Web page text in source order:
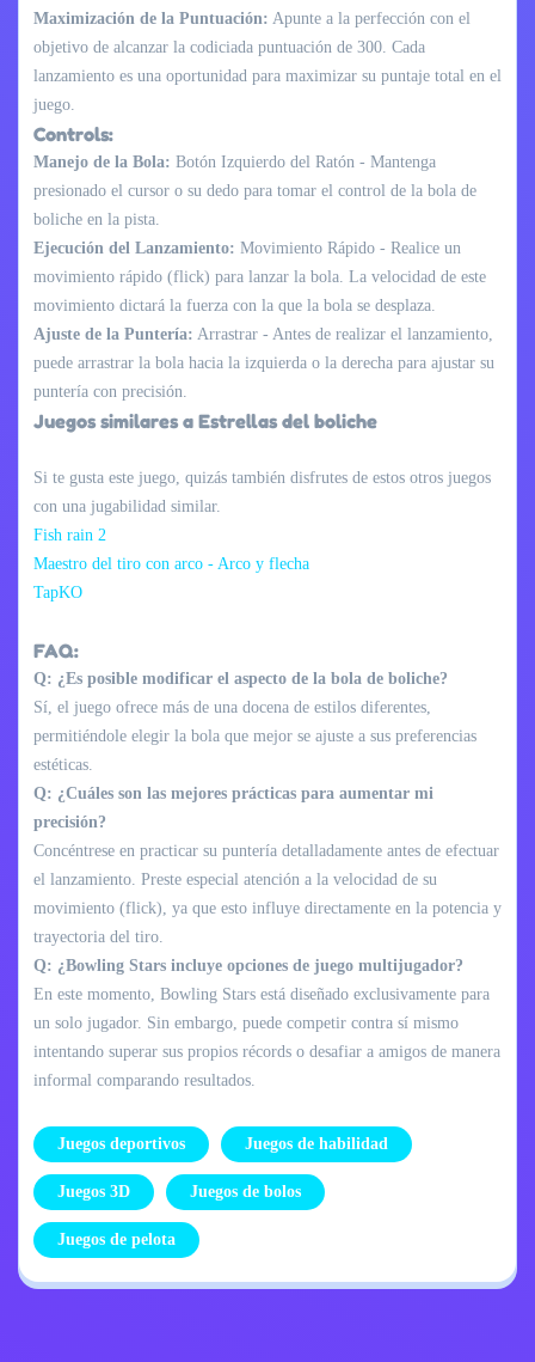
Maximización de la Puntuación: Apunte a la perfección con el
objetivo de alcanzar la codiciada puntuación de 300. Cada
lanzamiento es una oportunidad para maximizar su puntaje total en el
juego.
Controls:
Manejo de la Bola: Botón Izquierdo del Ratón - Mantenga
presionado el cursor o su dedo para tomar el control de la bola de
boliche en la pista.
Ejecución del Lanzamiento: Movimiento Rápido - Realice un
movimiento rápido (flick) para lanzar la bola. La velocidad de este
movimiento dictará la fuerza con la que la bola se desplaza.
Ajuste de la Puntería: Arrastrar - Antes de realizar el lanzamiento,
puede arrastrar la bola hacia la izquierda o la derecha para ajustar su
puntería con precisión.
Juegos similares a Estrellas del boliche
Si te gusta este juego, quizás también disfrutes de estos otros juegos
con una jugabilidad similar.
Fish rain 2
Maestro del tiro con arco - Arco y flecha
TapKO
FAQ:
Q: ¿Es posible modificar el aspecto de la bola de boliche?
Sí, el juego ofrece más de una docena de estilos diferentes,
permitiéndole elegir la bola que mejor se ajuste a sus preferencias
estéticas.
Q: ¿Cuáles son las mejores prácticas para aumentar mi
precisión?
Concéntrese en practicar su puntería detalladamente antes de efectuar
el lanzamiento. Preste especial atención a la velocidad de su
movimiento (flick), ya que esto influye directamente en la potencia y
trayectoria del tiro.
Q: ¿Bowling Stars incluye opciones de juego multijugador?
En este momento, Bowling Stars está diseñado exclusivamente para
un solo jugador. Sin embargo, puede competir contra sí mismo
intentando superar sus propios récords o desafiar a amigos de manera
informal comparando resultados.
Juegos deportivos Juegos de habilidad
Juegos 3D Juegos de bolos
Juegos de pelota